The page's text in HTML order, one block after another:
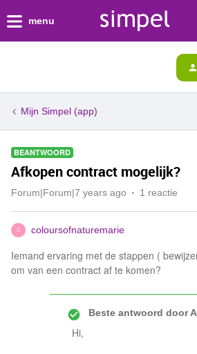
menu
Mijn Simpel (app)
BEANTWOORD
Afkopen contract mogelijk?
Forum|Forum|7 years ago 1 reactie
C coloursofnaturemarie
Iemand ervaring met de stappen (
om van een contract af te komen?
Beste antwoord door
Hi,